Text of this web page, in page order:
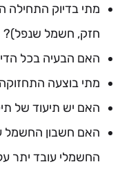
מתי בדיוק התחילה
חזק, חשמל שנפל)?
האם הבעיה בכל
מתי בוצעה
האם יש תיעוד של
האם חשבון החשמל
החשמלי עובד יתר